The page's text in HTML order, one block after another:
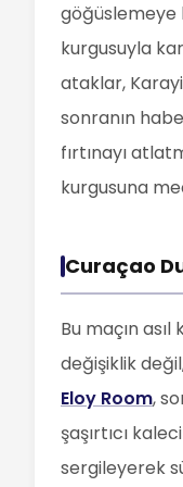
göğüslemeye
kurgusuyla
ataklar,
sonranın
fırtınayı
kurgusuna
Curaçao
Bu maçın
değişiklik
Eloy Room,
şaşırtıcı
sergileyerek